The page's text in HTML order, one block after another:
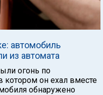
автомобиль
из автомата
огонь по
котором он ехал вместе
обнаружено